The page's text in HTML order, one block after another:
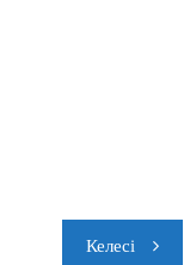
Келесі